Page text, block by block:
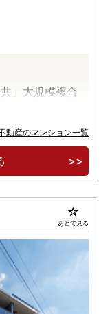
」大規模複合
ワーレジデン
た上質と暮ら
動産のマンション一覧
あとで見る